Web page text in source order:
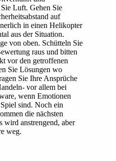
Luft. Gehen Sie
auf
in einen Helikopter
aus der Situation.
von oben. Schütteln Sie
raus und bitten
vor den getroffenen
Sie Lösungen wo
Sie Ihre Ansprüche
vor allem bei
wenn Emotionen
sind. Noch ein
die nächsten
wird anstrengend, aber
weg.